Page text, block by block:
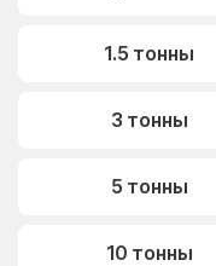
1.5 тонны
3 тонны
5 тонны
10 тонны